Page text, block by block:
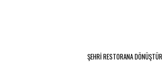
ŞEHRİ RESTORANA